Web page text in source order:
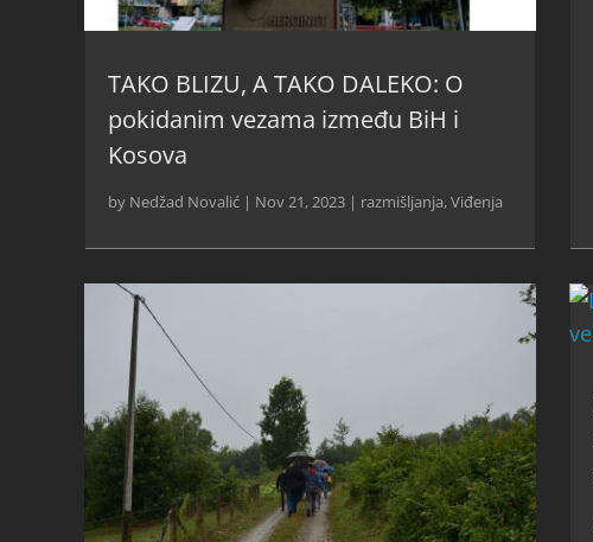
TAKO BLIZU, A TAKO DALEKO: O
pokidanim vezama između BiH i
Kosova
by Nedžad Novalić | Nov 21, 2023 | razmišljanja,Viđenja